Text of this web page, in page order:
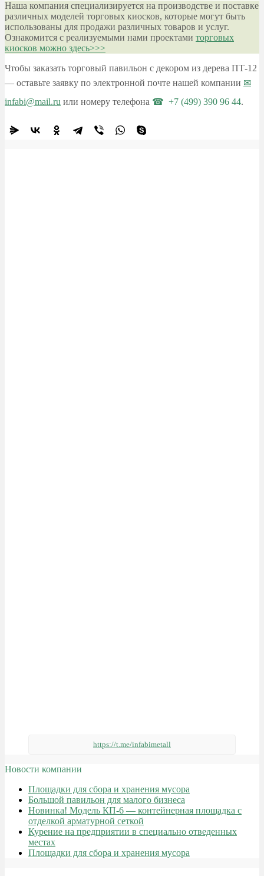
Наша компания специализируется на производстве и поставке
различных моделей торговых киосков, которые могут быть
использованы для продажи различных товаров и услуг.
Ознакомится с реализуемыми нами проектами торговых
киосков можно здесь>>>
Чтобы заказать торговый павильон с декором из дерева ПТ-12
— оставьте заявку по электронной почте нашей компании
infabi@mail.ru или номеру телефона +7 (499) 390 96 44.
https://t.me/infabimetall
Новости компании
Площадки для сбора и хранения мусора
Большой павильон для малого бизнеса
Новинка! Модель КП-6 — контейнерная площадка с
отделкой арматурной сеткой
Курение на предприятии в специально отведенных
местах
Площадки для сбора и хранения мусора